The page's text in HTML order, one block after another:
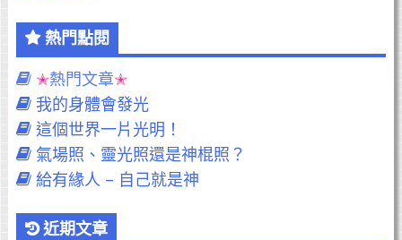
熱門點閱
熱門文章
我的身體會發光
這個世界一片光明！
氣場照、靈光照還是神棍照？
給有緣人 – 自己就是神
近期文章